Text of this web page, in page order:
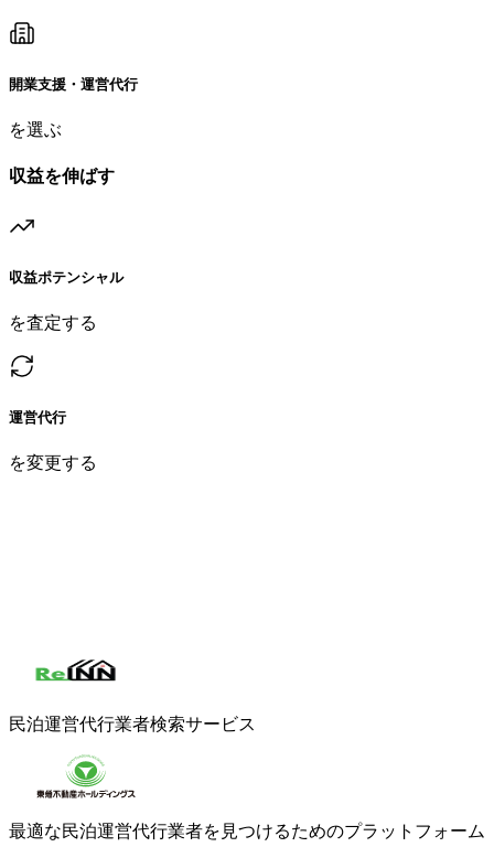
開業支援・運営代行
を選ぶ
収益を伸ばす
収益ポテンシャル
を査定する
運営代行
を変更する
民泊運営代行業者検索サービス
最適な民泊運営代行業者を見つけるためのプラットフォーム